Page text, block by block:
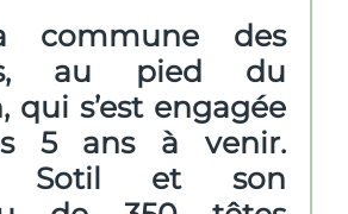
commune des
au pied du
qui s’est engagée
5 ans à venir.
Sotil et son